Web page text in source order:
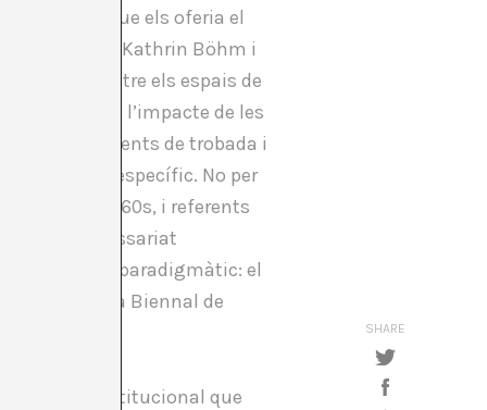
que els oferia el
Jaime Gili, Kathrin Böhm i
entre els espais de
a l’aire l’impacte de les
els moments de trobada i
temporal específic. No per
dels 60s, i referents
del “comissariat
exemple paradigmàtic: el
de la Biennal de
menys institucional que
SHARE